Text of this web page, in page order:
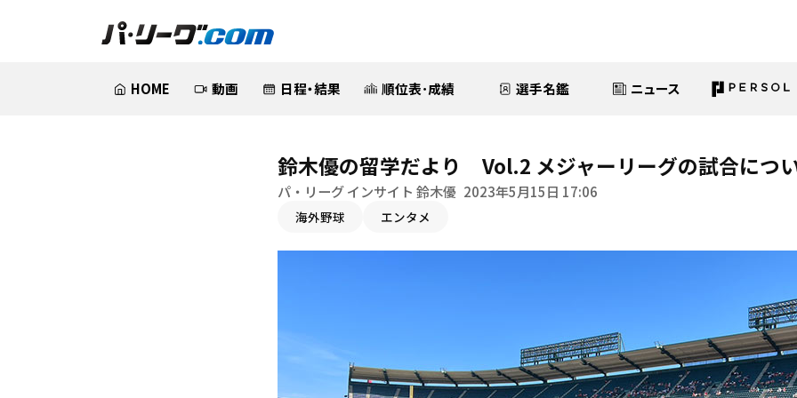
HOME 動画 日程・結果 順位表･成績 選手名鑑 ニュース
鈴木優の留学だより Vol.2 メジャーリーグの試合につ
パ・リーグ インサイト 鈴木優 2023年5月15日 17:06
海外野球 エンタメ